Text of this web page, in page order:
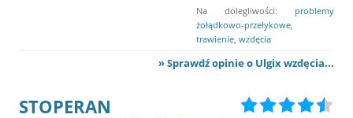
Na dolegliwości: problemy
żołądkowo-przełykowe
trawienie wzdęcia
» Sprawdź opinie o Ulgix wzdęcia...
STOPERAN